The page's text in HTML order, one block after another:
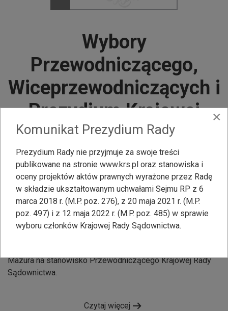
Wybory
Przewodniczącego,
Wiceprzewodniczących i
Prezydium Krajowej
Rady Sądownictwa
Napisane 27 kwiecień 2018 . WysłaneKomunikaty rzecznika
prasowego.
Data wydarzenia:27-04-18
W dniu dzisiejszym, 27 kwietnia 2018 r. na posiedzeniu
Mazura na stanowisko Przewodniczącego Krajowej Rady
Sądownictwa.
Czytaj więcej
×
Komunikat Prezydium Rady
Prezydium Rady nie przyjmuje za swoje treści
publikowane na stronie www.krs.pl oraz stanowiska i
oceny projektów aktów prawnych wyrażone przez Radę
w składzie ukształtowanym uchwałami Sejmu RP z 6
marca 2018 r. (M.P. poz. 276), z 20 maja 2021 r. (M.P.
poz. 497) i z 12 maja 2022 r. (M.P. poz. 485) w sprawie
wyboru członków Krajowej Rady Sądownictwa.